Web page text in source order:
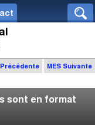
Précédente MES Suivante
sont en format